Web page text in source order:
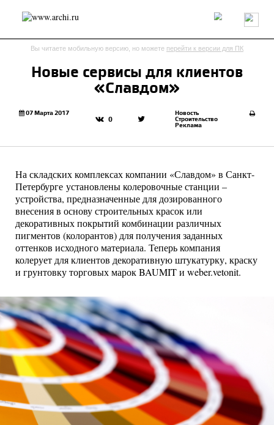
Россия Мир Технологии Интерьер Пресса
Архитекторы
Анонсы конкурсов
Журнал
Исследование
Результаты конкурса
Репортаж
Рецензия Архитектура
Выставка
Книги
Наследие Образование
Урбанистика
Эко
Вы читаете мобильную версию, но можете перейти к версии для ПК
Новые сервисы для клиентов
«Славдом»
07 Марта 2017
0
Новость
Строительство
Реклама
На складских комплексах компании «Славдом» в Санкт-
Петербурге установлены колеровочные станции –
устройства, предназначенные для дозированного
внесения в основу строительных красок или
декоративных покрытий комбинации различных
пигментов (колорантов) для получения заданных
оттенков исходного материала. Теперь компания
колерует для клиентов декоративную штукатурку, краску
и грунтовку торговых марок BAUMIT и weber.vetonit.